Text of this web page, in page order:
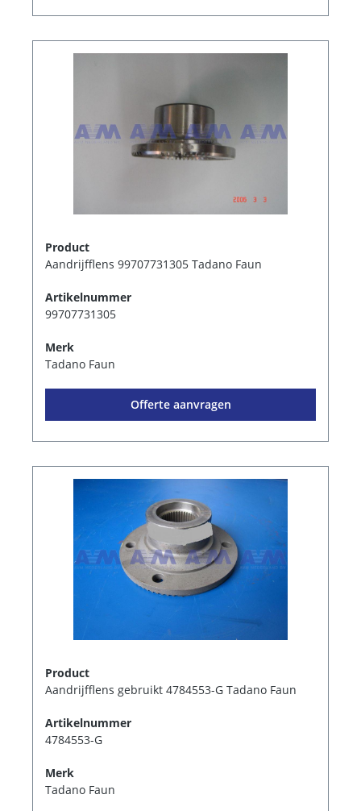
Product
Aandrijfflens 99707731305 Tadano Faun
Artikelnummer
99707731305
Merk
Tadano Faun
Offerte aanvragen
Product
Aandrijfflens gebruikt 4784553-G Tadano Faun
Artikelnummer
4784553-G
Merk
Tadano Faun